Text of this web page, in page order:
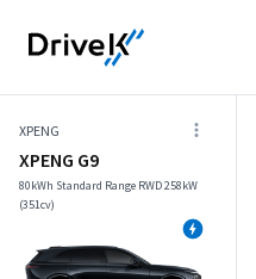
XPENG
XPENG G9
80kWh Standard Range RWD 258kW
(351cv)